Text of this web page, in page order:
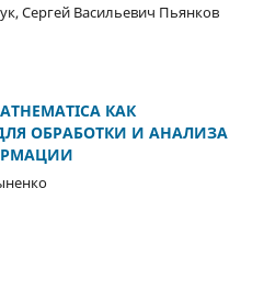
Сергей Васильевич Пьянков
КАК
ОБРАБОТКИ И АНАЛИЗА